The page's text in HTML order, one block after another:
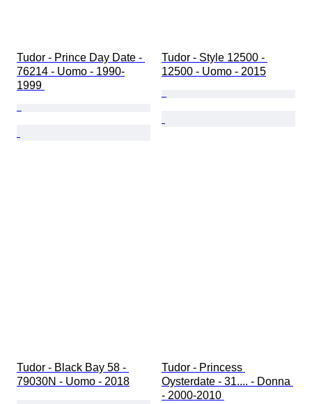
Tudor - Prince Day Date -
76214 - Uomo - 1990-
1999
Tudor - Style 12500 -
12500 - Uomo - 2015
Tudor - Black Bay 58 -
79030N - Uomo - 2018
Tudor - Princess
Oysterdate - 31.... - Donna
- 2000-2010